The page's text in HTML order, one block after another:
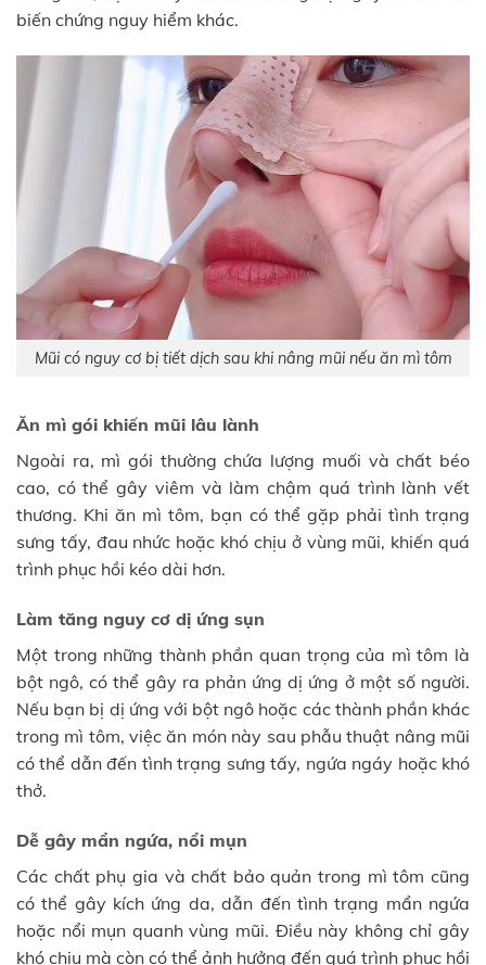
biến chứng nguy hiểm khác.
Mũi có nguy cơ bị tiết dịch sau khi nâng mũi nếu ăn mì tôm
Ăn mì gói khiến mũi lâu lành
Ngoài ra, mì gói thường chứa lượng muối và chất béo
cao, có thể gây viêm và làm chậm quá trình lành vết
thương. Khi ăn mì tôm, bạn có thể gặp phải tình trạng
sưng tấy, đau nhức hoặc khó chịu ở vùng mũi, khiến quá
trình phục hồi kéo dài hơn.
Làm tăng nguy cơ dị ứng sụn
Một trong những thành phần quan trọng của mì tôm là
bột ngô, có thể gây ra phản ứng dị ứng ở một số người.
Nếu bạn bị dị ứng với bột ngô hoặc các thành phần khác
trong mì tôm, việc ăn món này sau phẫu thuật nâng mũi
có thể dẫn đến tình trạng sưng tấy, ngứa ngáy hoặc khó
thở.
Dễ gây mẩn ngứa, nổi mụn
Các chất phụ gia và chất bảo quản trong mì tôm cũng
có thể gây kích ứng da, dẫn đến tình trạng mẩn ngứa
hoặc nổi mụn quanh vùng mũi. Điều này không chỉ gây
khó chịu mà còn có thể ảnh hưởng đến quá trình phục hồi